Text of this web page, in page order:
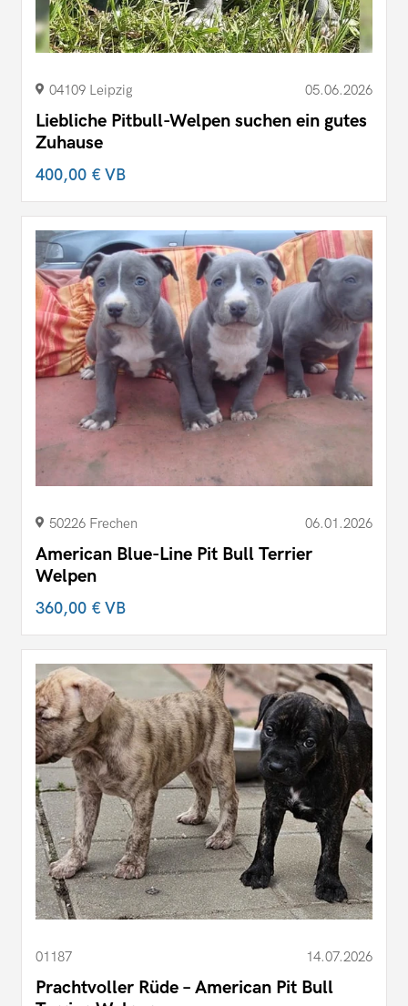
04109 Leipzig 05.06.2026
Liebliche Pitbull-Welpen suchen ein gutes
Zuhause
400,00 €VB
50226 Frechen 06.01.2026
American Blue-Line Pit Bull Terrier
Welpen
360,00 €VB
01187 14.07.2026
Prachtvoller Rüde – American Pit Bull